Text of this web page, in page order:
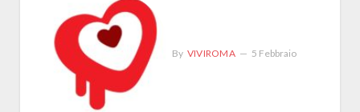
By VIVIROMA 5 Febbraio